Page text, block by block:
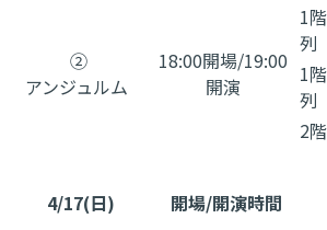
②
アンジュルム
18:00開場/19:00
開演
1
列
1
列
2
4/17(日) 開場/開演時間